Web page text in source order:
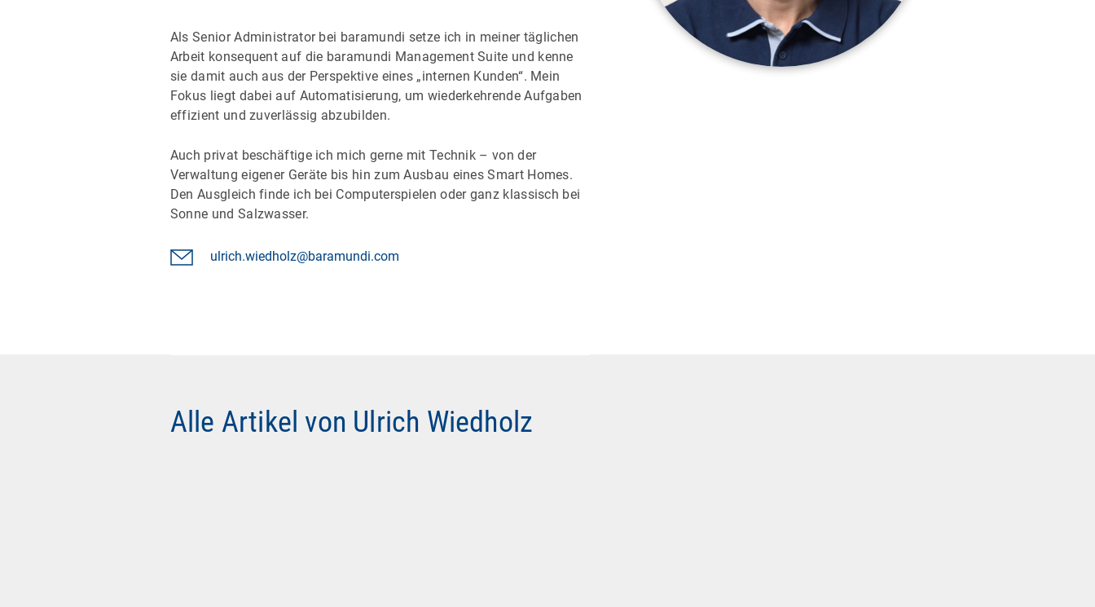
Als Senior Administrator bei baramundi setze ich in meiner täglichen
Arbeit konsequent auf die baramundi Management Suite und kenne
sie damit auch aus der Perspektive eines „internen Kunden“. Mein
Fokus liegt dabei auf Automatisierung, um wiederkehrende Aufgaben
effizient und zuverlässig abzubilden.
Auch privat beschäftige ich mich gerne mit Technik – von der
Verwaltung eigener Geräte bis hin zum Ausbau eines Smart Homes.
Den Ausgleich finde ich bei Computerspielen oder ganz klassisch bei
Sonne und Salzwasser.
ulrich.wiedholz@baramundi.com
Alle Artikel von Ulrich Wiedholz